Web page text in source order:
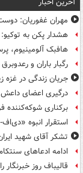
مهران غفوریان:
هشدار پکن به
هافبک آلومینیوم،
رگبار باران و
جریان زندگی در غزه
درگیری اعضای داعش
برکناری شوکه‌کننده
استقرار انبوه «دی‌اف‑۱۷» و پایان عصر پدافند آمریکا +عکس
تشکر آقای شهید
ادامه ادعاهای
قالیباف روز